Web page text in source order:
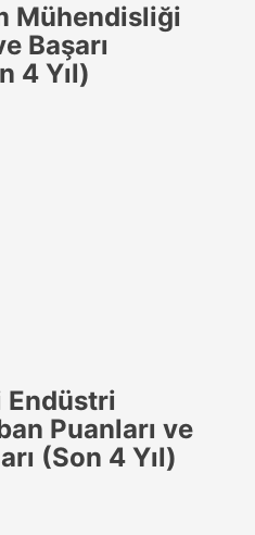
Mühendisliği
Başarı
4 Yıl)
Endüstri
Puanları ve
(Son 4 Yıl)